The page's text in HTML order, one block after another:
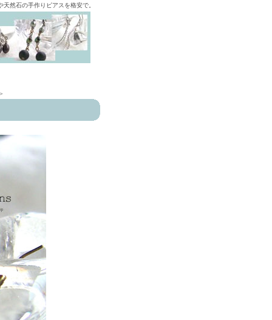
然石の手作りピアスを格安で。